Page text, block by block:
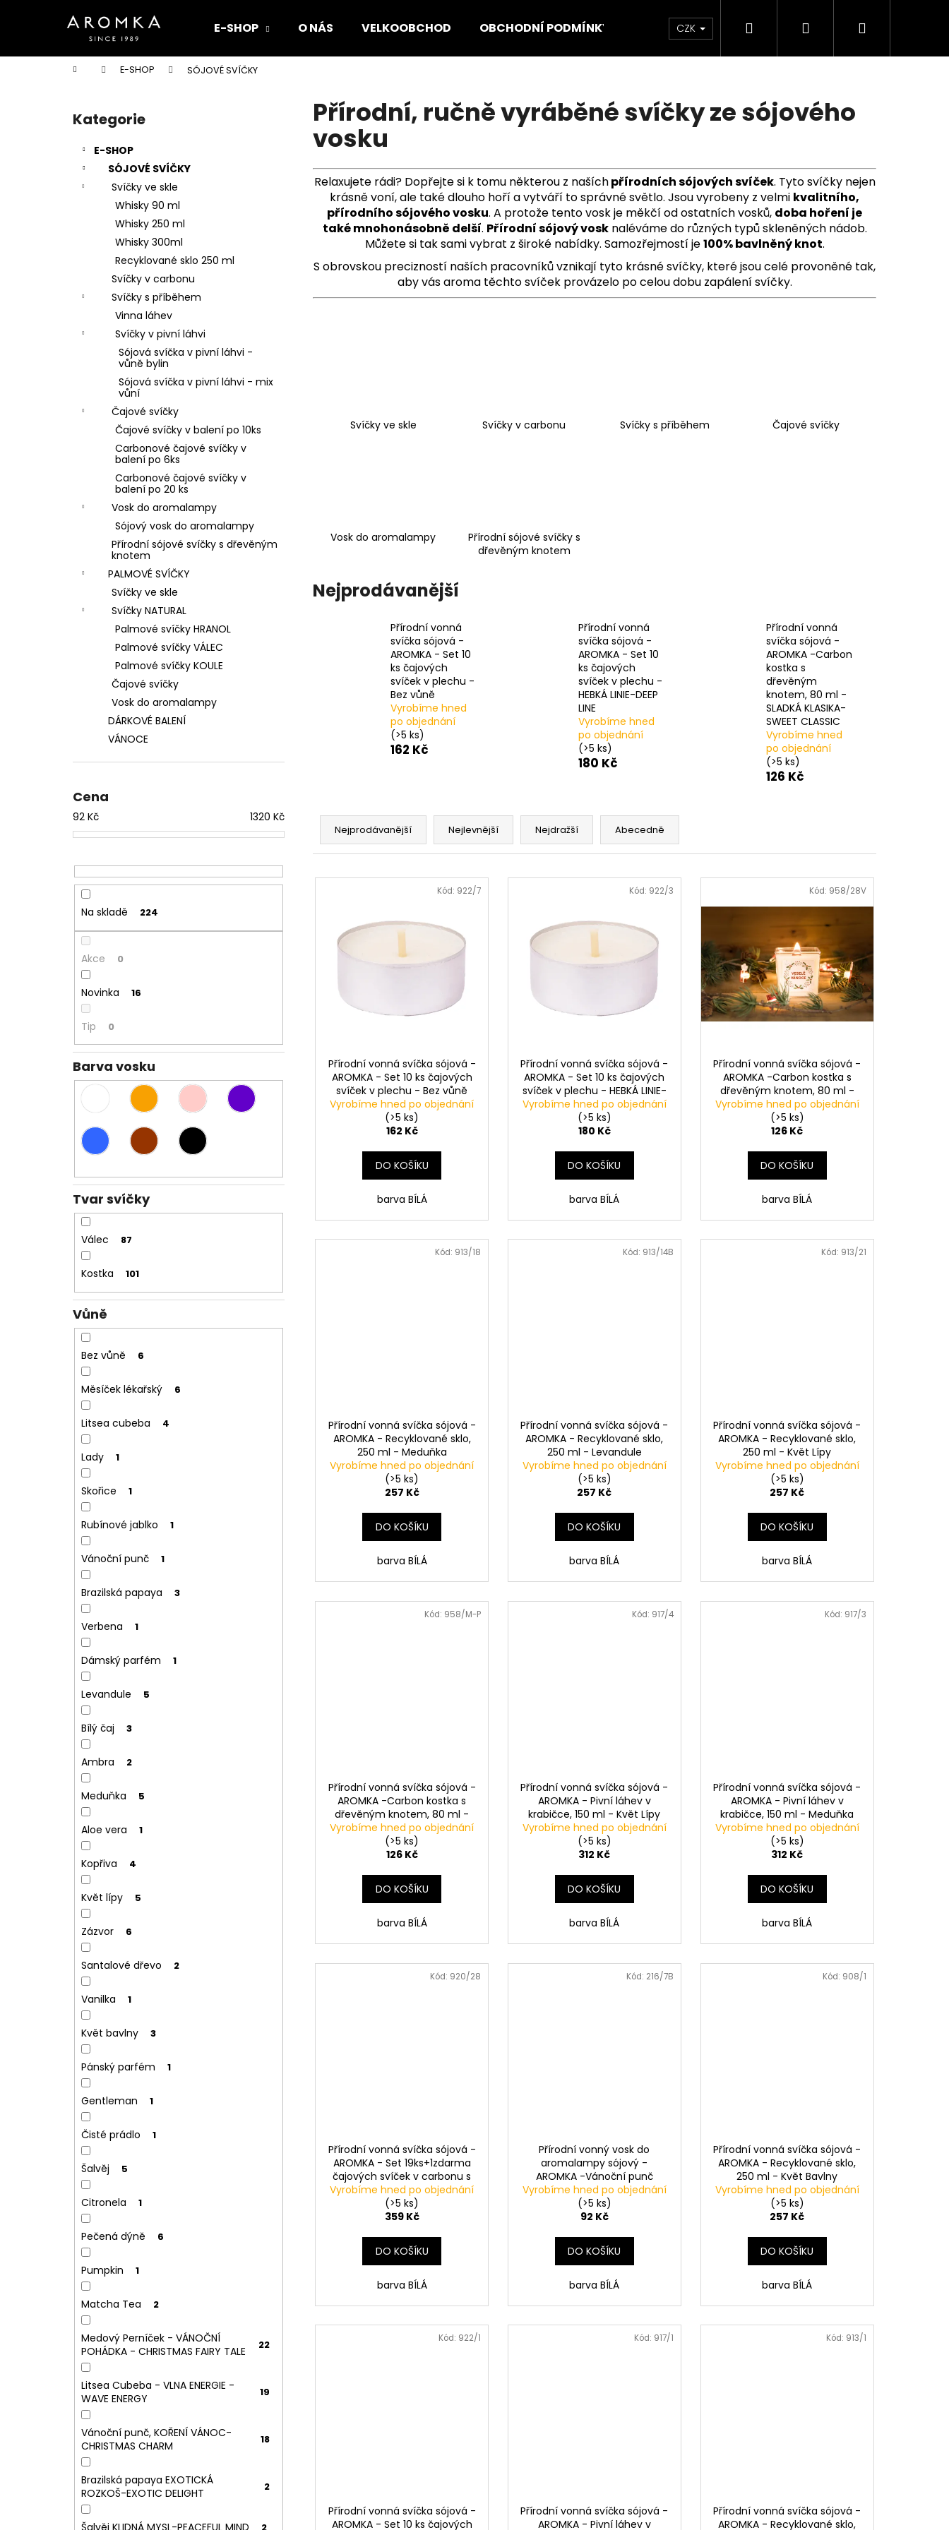
E-SHOP O NÁS VELKOOBCHOD OBCHODNÍ PODMÍNKY KONTAKTY
CZK Hledat PřihlášeníNákupní
Domů E-SHOP SÓJOVÉ SVÍČKY
Přeskočit
kategorie
Kategorie
E-SHOP
SÓJOVÉ SVÍČKY
Svíčky ve skle
Whisky 90 ml
Whisky 250 ml
Whisky 300ml
Recyklované sklo 250 ml
Svíčky v carbonu
Svíčky s příběhem
Vinna láhev
Svíčky v pivní láhvi
Sójová svíčka v pivní láhvi -
vůně bylin
Sójová svíčka v pivní láhvi - mix
vůní
Čajové svíčky
Čajové svíčky v balení po 10ks
Carbonové čajové svíčky v
balení po 6ks
Carbonové čajové svíčky v
balení po 20 ks
Vosk do aromalampy
Sójový vosk do aromalampy
Přírodní sójové svíčky s dřevěným
knotem
PALMOVÉ SVÍČKY
Svíčky ve skle
Svíčky NATURAL
Palmové svíčky HRANOL
Palmové svíčky VÁLEC
Palmové svíčky KOULE
Čajové svíčky
Vosk do aromalampy
DÁRKOVÉ BALENÍ
VÁNOCE
Cena
92 Kč 1320 Kč
Na skladě 224
Akce 0
Novinka 16
Tip 0
Barva vosku
Tvar svíčky
Válec 87
Kostka 101
Vůně
Bez vůně 6
Měsíček lékařský 6
Litsea cubeba 4
Lady 1
Skořice 1
Rubínové jablko 1
Vánoční punč 1
Brazilská papaya 3
Verbena 1
Dámský parfém 1
Levandule 5
Bílý čaj 3
Ambra 2
Meduňka 5
Aloe vera 1
Kopřiva 4
Květ lípy 5
Zázvor 6
Santalové dřevo 2
Vanilka 1
Květ bavlny 3
Pánský parfém 1
Gentleman 1
Čisté prádlo 1
Šalvěj 5
Citronela 1
Pečená dýně 6
Pumpkin 1
Matcha Tea 2
Medový Perníček - VÁNOČNÍ
POHÁDKA - CHRISTMAS FAIRY TALE
22
Litsea Cubeba - VLNA ENERGIE -
WAVE ENERGY
19
Vánoční punč, KOŘENÍ VÁNOC-
CHRISTMAS CHARM
18
Brazilská papaya EXOTICKÁ
ROZKOŠ-EXOTIC DELIGHT
2
Šalvěj KLIDNÁ MYSL-PEACEFUL MIND
Přírodní, ručně vyráběné svíčky ze sójového
vosku
Relaxujete rádi? Dopřejte si k tomu některou z našíchpřírodních sójových svíček. Tyto svíčky nejen
krásně voní, ale také dlouho hoří a vytváří to správné světlo. Jsou vyrobeny z velmi kvalitního,
přírodního sójového vosku. A protože tento vosk je měkčí od ostatních vosků, doba hoření je
také mnohonásobně delší. Přírodní sójový vosknaléváme do různých typů skleněných nádob.
Můžete si tak sami vybrat z široké nabídky. Samozřejmostí je100% bavlněný knot.
S obrovskou precizností naších pracovníků vznikají tyto krásné svíčky, které jsou celé provoněné tak,
aby vás aroma těchto svíček provázelo po celou dobu zapálení svíčky.
Svíčky ve skle Svíčky v carbonu Svíčky s příběhem Čajové svíčky
Vosk do aromalampy
Přírodní sójové svíčky s
dřevěným knotem
Nejprodávanější
Přírodní vonná
svíčka sójová -
AROMKA - Set 10
ks čajových
svíček v plechu -
Bez vůně
Vyrobíme hned
po objednání
(>5 ks)
162 Kč
Přírodní vonná
svíčka sójová -
AROMKA - Set 10
ks čajových
svíček v plechu -
HEBKÁ LINIE-DEEP
LINE
Vyrobíme hned
po objednání
(>5 ks)
180 Kč
Přírodní vonná
svíčka sójová -
AROMKA -Carbon
kostka s
dřevěným
knotem, 80 ml -
SLADKÁ KLASIKA-
SWEET CLASSIC
Vyrobíme hned
po objednání
(>5 ks)
126 Kč
Ř
z
Nejprodávanější Nejlevnější Nejdražší Abecedně
V
Přírodní vonná svíčka sójová -
AROMKA - Set 10 ks čajových
svíček v plechu - Bez vůně
Vyrobíme hned po objednání
(>5 ks)
162 Kč
DO KOŠÍKU
barva BÍLÁ
Kód: 922/7
Přírodní vonná svíčka sójová -
AROMKA - Set 10 ks čajových
svíček v plechu - HEBKÁ LINIE-
DEEP LINE
Vyrobíme hned po objednání
(>5 ks)
180 Kč
DO KOŠÍKU
barva BÍLÁ
Kód: 922/3
Přírodní vonná svíčka sójová -
AROMKA -Carbon kostka s
dřevěným knotem, 80 ml -
SLADKÁ KLASIKA-SWEET
CLASSIC
Vyrobíme hned po objednání
(>5 ks)
126 Kč
DO KOŠÍKU
barva BÍLÁ
Kód: 958/28V
Přírodní vonná svíčka sójová -
AROMKA - Recyklované sklo,
250 ml - Meduňka
Vyrobíme hned po objednání
(>5 ks)
257 Kč
DO KOŠÍKU
barva BÍLÁ
Kód: 913/18
Přírodní vonná svíčka sójová -
AROMKA - Recyklované sklo,
250 ml - Levandule
Vyrobíme hned po objednání
(>5 ks)
257 Kč
DO KOŠÍKU
barva BÍLÁ
Kód: 913/14B
Přírodní vonná svíčka sójová -
AROMKA - Recyklované sklo,
250 ml - Květ Lípy
Vyrobíme hned po objednání
(>5 ks)
257 Kč
DO KOŠÍKU
barva BÍLÁ
Kód: 913/21
Přírodní vonná svíčka sójová -
AROMKA -Carbon kostka s
dřevěným knotem, 80 ml -
VÁNOČNÍ POHÁDKA -
CHRISTMAS FAIRY TALE
Vyrobíme hned po objednání
(>5 ks)
126 Kč
DO KOŠÍKU
barva BÍLÁ
Kód: 958/M-P
Přírodní vonná svíčka sójová -
AROMKA - Pivní láhev v
krabičce, 150 ml - Květ Lípy
Vyrobíme hned po objednání
(>5 ks)
312 Kč
DO KOŠÍKU
barva BÍLÁ
Kód: 917/4
Přírodní vonná svíčka sójová -
AROMKA - Pivní láhev v
krabičce, 150 ml - Meduňka
Vyrobíme hned po objednání
(>5 ks)
312 Kč
DO KOŠÍKU
barva BÍLÁ
Kód: 917/3
Přírodní vonná svíčka sójová -
AROMKA - Set 19ks+1zdarma
čajových svíček v carbonu s
dřevěným knotem - Bez vůně
Vyrobíme hned po objednání
(>5 ks)
359 Kč
DO KOŠÍKU
barva BÍLÁ
Kód: 920/28
Přírodní vonný vosk do
aromalampy sójový -
AROMKA -Vánoční punč
Vyrobíme hned po objednání
(>5 ks)
92 Kč
DO KOŠÍKU
barva BÍLÁ
Kód: 216/7B
Přírodní vonná svíčka sójová -
AROMKA - Recyklované sklo,
250 ml - Květ Bavlny
Vyrobíme hned po objednání
(>5 ks)
257 Kč
DO KOŠÍKU
barva BÍLÁ
Kód: 908/1
Přírodní vonná svíčka sójová -
AROMKA - Set 10 ks čajových
Kód: 922/1
Přírodní vonná svíčka sójová -
AROMKA - Pivní láhev v
Kód: 917/1
Přírodní vonná svíčka sójová -
AROMKA - Recyklované sklo,
Kód: 913/1
í
do
do
HLEDAT
Doporučujeme
PŘÍRODNÍ VONNÁ SVÍČKA SÓJOVÁ -
AROMKA - SET 10 KS ČAJOVÝCH
SVÍČEK V PLECHU - BEZ VŮNĚ